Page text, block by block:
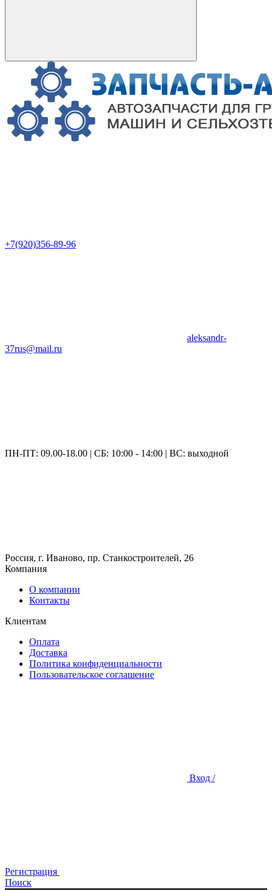
+7(920)356-89-96
aleksandr-
37rus@mail.ru
ПН-ПТ: 09.00-18.00 | СБ: 10:00 - 14:00 | ВС: выходной
Россия, г. Иваново, пр. Станкостроителей, 26
Компания
О компании
Контакты
Клиентам
Оплата
Доставка
Политика конфиденциальности
Пользовательское соглашение
Вход /
Регистрация
Поиск